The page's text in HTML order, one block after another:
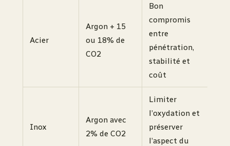
Acier
Argon + 15
ou 18% de
CO2
Bon
compromis
entre
pénétration,
stabilité et
coût
Inox
Argon avec
2% de CO2
Limiter
l’oxydation et
préserver
l’aspect du